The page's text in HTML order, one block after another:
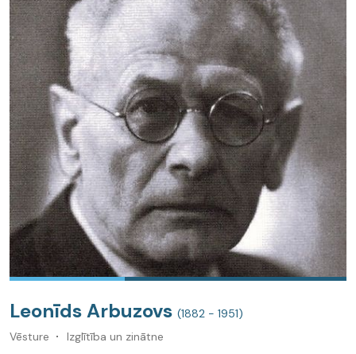
Leonīds Arbuzovs (1882 - 1951)
Vēsture
Izglītība un zinātne